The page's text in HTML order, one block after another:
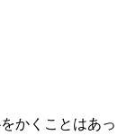
かくことはあっ